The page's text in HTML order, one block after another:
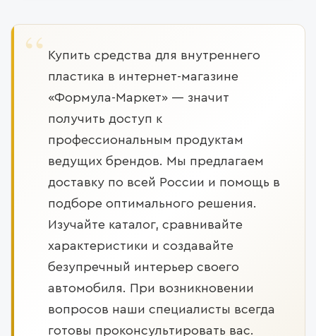
Купить средства для внутреннего
пластика в интернет-магазине
«Формула-Маркет» — значит
получить доступ к
профессиональным продуктам
ведущих брендов. Мы предлагаем
доставку по всей России и помощь в
подборе оптимального решения.
Изучайте каталог, сравнивайте
характеристики и создавайте
безупречный интерьер своего
автомобиля. При возникновении
вопросов наши специалисты всегда
готовы проконсультировать вас.